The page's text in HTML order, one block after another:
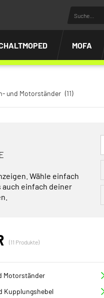
MOFA
und Motorständer (11)
Wähle einfach
auch einfach deiner
(11 Produkte)
Motorständer
Kupplungshebel